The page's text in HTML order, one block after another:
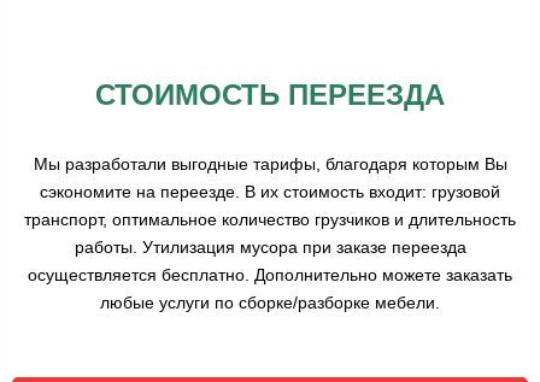
СТОИМОСТЬ ПЕРЕЕЗДА
Мы разработали выгодные тарифы, благодаря которым Вы
сэкономите на переезде. В их стоимость входит: грузовой
транспорт, оптимальное количество грузчиков и длительность
работы. Утилизация мусора при заказе переезда
осуществляется бесплатно. Дополнительно можете заказать
любые услуги по сборке/разборке мебели.